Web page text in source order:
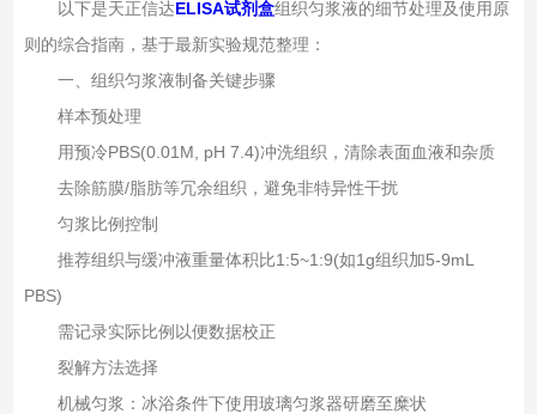
以下是天正信达ELISA试剂盒组织匀浆液的细节处理及使用原
则的综合指南，基于最新实验规范整理：
一、组织匀浆液制备关键步骤
样本预处理‌
用预冷PBS(0.01M, pH 7.4)冲洗组织，清除表面血液和杂质
去除筋膜/脂肪等冗余组织，避免非特异性干扰
匀浆比例控制‌
推荐组织与缓冲液重量体积比1:5~1:9(如1g组织加5-9mL
PBS)
需记录实际比例以便数据校正
裂解方法选择‌
机械匀浆‌：冰浴条件下使用玻璃匀浆器研磨至糜状